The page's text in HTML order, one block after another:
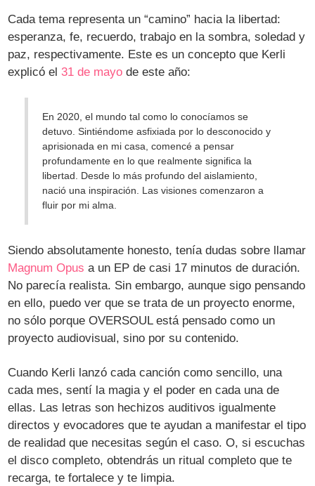
Cada tema representa un “camino” hacia la libertad:
esperanza, fe, recuerdo, trabajo en la sombra, soledad y
paz, respectivamente. Este es un concepto que Kerli
explicó el31 de mayo de este año:
En 2020, el mundo tal como lo conocíamos se
detuvo. Sintiéndome asfixiada por lo desconocido y
aprisionada en mi casa, comencé a pensar
profundamente en lo que realmente significa la
libertad. Desde lo más profundo del aislamiento,
nació una inspiración. Las visiones comenzaron a
fluir por mi alma.
Siendo absolutamente honesto, tenía dudas sobre llamar
Magnum Opus a un EP de casi 17 minutos de duración.
No parecía realista. Sin embargo, aunque sigo pensando
en ello, puedo ver que se trata de un proyecto enorme,
no sólo porque OVERSOUL está pensado como un
proyecto audiovisual, sino por su contenido.
Cuando Kerli lanzó cada canción como sencillo, una
cada mes, sentí la magia y el poder en cada una de
ellas. Las letras son hechizos auditivos igualmente
directos y evocadores que te ayudan a manifestar el tipo
de realidad que necesitas según el caso. O, si escuchas
el disco completo, obtendrás un ritual completo que te
recarga, te fortalece y te limpia.